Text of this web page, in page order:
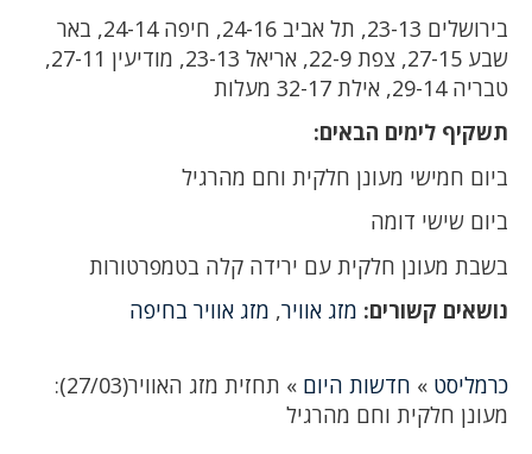
בירושלים 23-13, תל אביב 24-16, חיפה 24-14, באר
שבע 27-15, צפת 22-9, אריאל 23-13, מודיעין 27-11,
טבריה 29-14, אילת 32-17 מעלות
תשקיף לימים הבאים:
ביום חמישי מעונן חלקית וחם מהרגיל
ביום שישי דומה
בשבת מעונן חלקית עם ירידה קלה בטמפרטורות
נושאים קשורים: מזג אוויר, מזג אוויר בחיפה
כרמליסט » חדשות היום »
תחזית מזג האוויר(27/03):
מעונן חלקית וחם מהרגיל